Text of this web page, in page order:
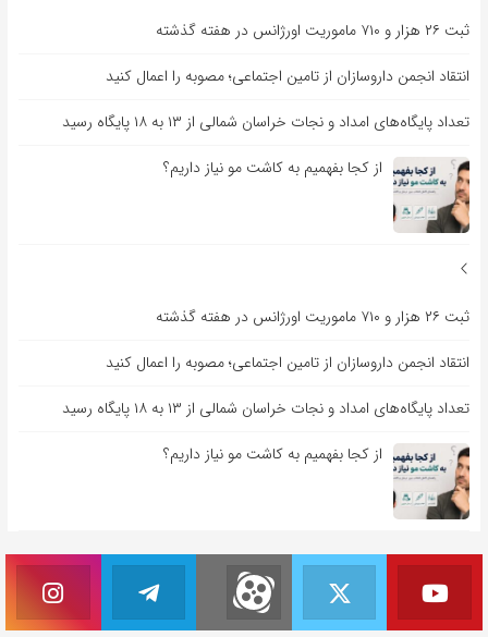
ثبت ۲۶ هزار و ۷۱۰ ماموریت اورژانس در هفته گذشته
انتقاد انجمن داروسازان از تامین اجتماعی؛ مصوبه را اعمال کنید
تعداد پایگاه‌های امداد و نجات خراسان شمالی از ۱۳ به ۱۸ پایگاه رسید
از کجا بفهمیم به کاشت مو نیاز داریم؟
ثبت ۲۶ هزار و ۷۱۰ ماموریت اورژانس در هفته گذشته
انتقاد انجمن داروسازان از تامین اجتماعی؛ مصوبه را اعمال کنید
تعداد پایگاه‌های امداد و نجات خراسان شمالی از ۱۳ به ۱۸ پایگاه رسید
از کجا بفهمیم به کاشت مو نیاز داریم؟